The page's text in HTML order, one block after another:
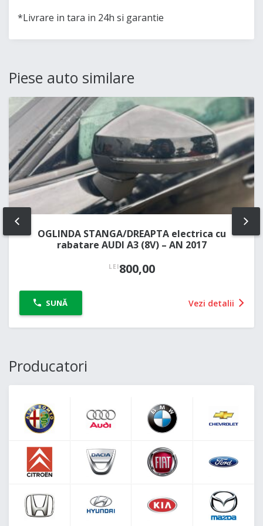
*Livrare in tara in 24h si garantie
Piese auto similare
OGLINDA STANGA/DREAPTA electrica cu
rabatare AUDI A3 (8V) – AN 2017
LEI800,00
SUNĂ Vezi detalii
PREV
Producatori